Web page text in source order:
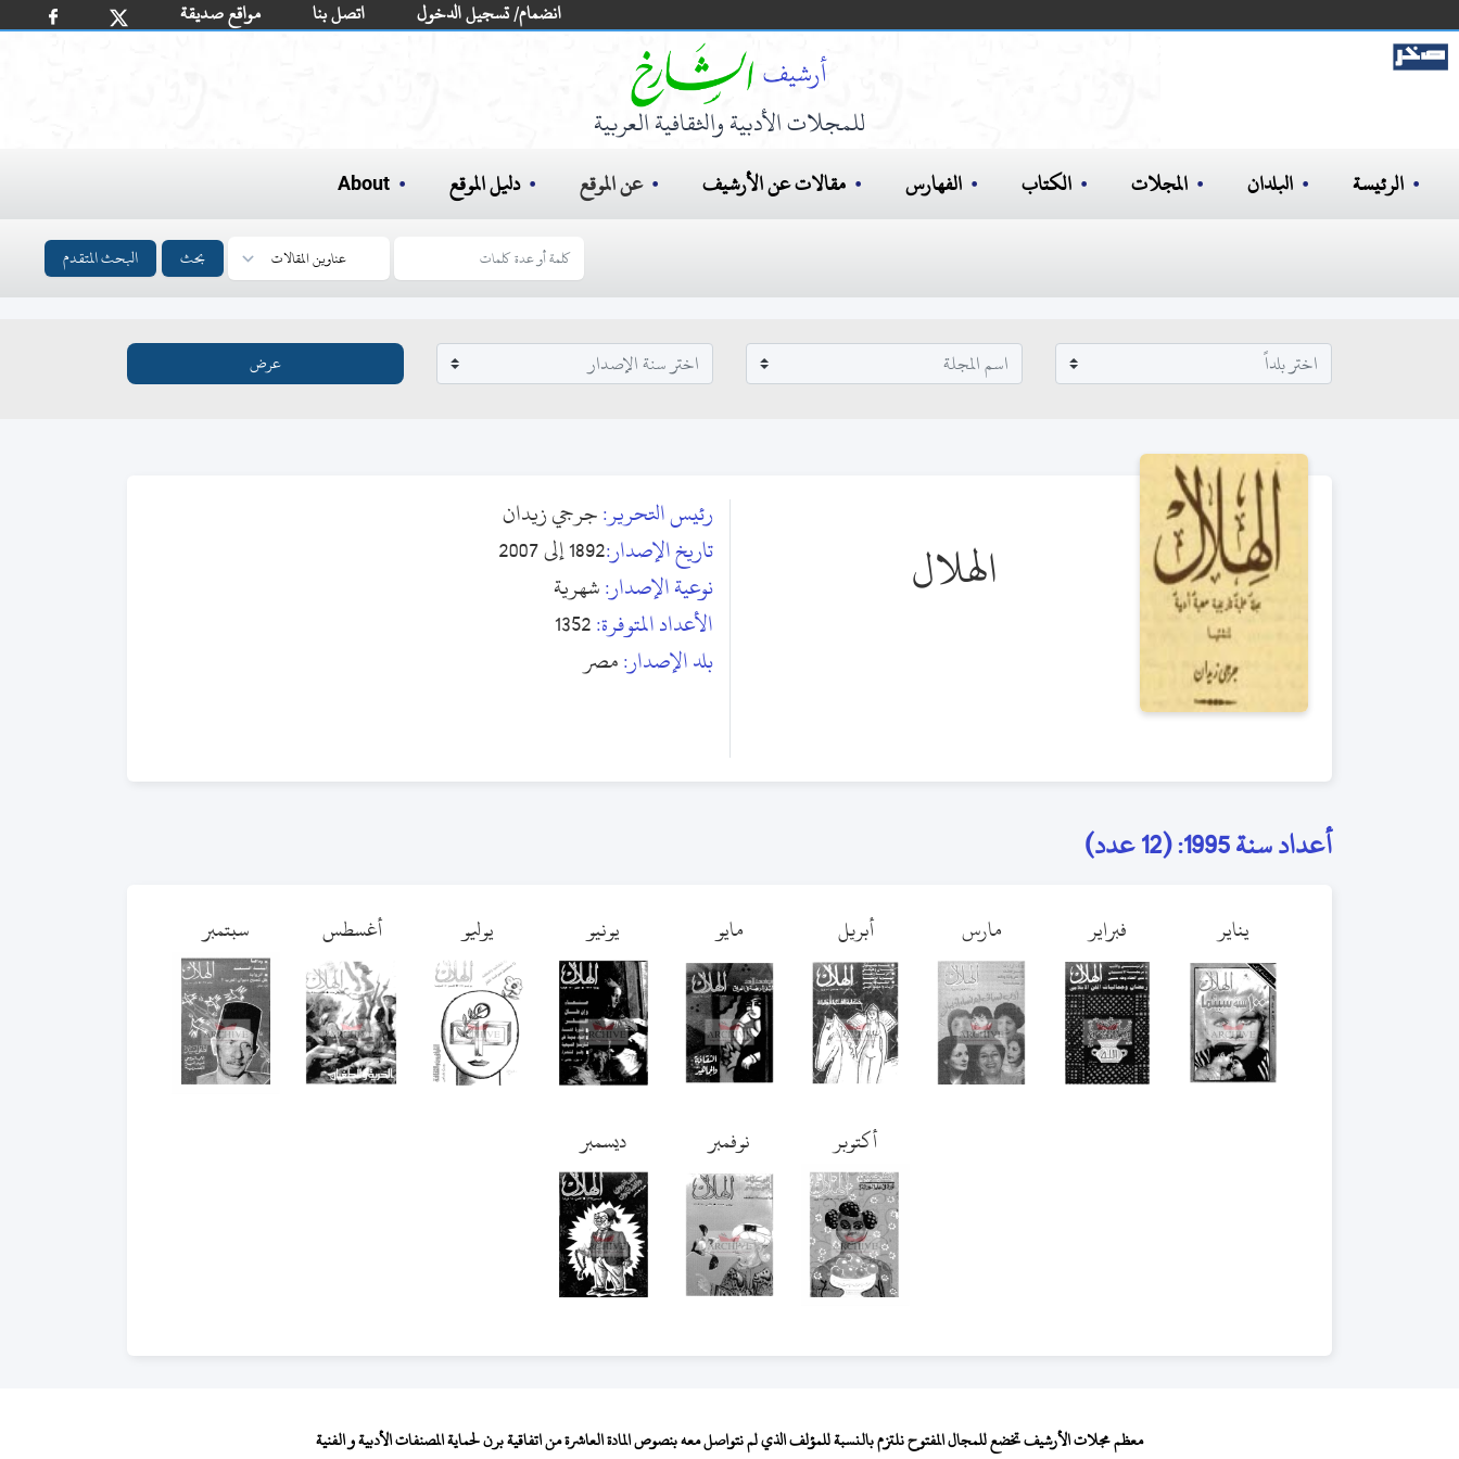
مواقع صديقة اتصل بنا انضمام/ تسجيل الدخول
للمجلات الأدبية والثقافية العربية
الرئيسة البلدان المجلات الكتاب الفهارس مقالات عن الأرشيف عن الموقع دليل الموقع About
بحث البحث المتقدم
الهلال
رئيس التحرير:جرجي زيدان
تاريخ الإصدار:1892 إلى 2007
نوعية الإصدار:شهرية
الأعداد المتوفرة:1352
بلد الإصدار:مصر
أعداد سنة 1995: (12 عدد)
يناير فبراير مارس أبريل مايو يونيو يوليو أغسطس سبتمبر
أكتوبر نوفمبر ديسمبر
معظم مجلات الأرشيف تخضع للمجال المفتوح نلتزم بالنسبة للمؤلف الذي لم نتواصل معه بنصوص المادة العاشرة من اتفاقية برن لحماية المصنفات الأدبية و الفنية